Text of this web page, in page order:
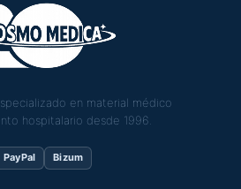
en material médico
hospitalario desde 1996.
PayPal Bizum